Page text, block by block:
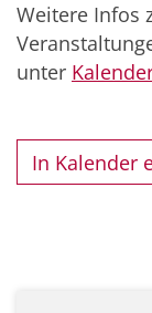
Weitere Infos
unter
In Kalender